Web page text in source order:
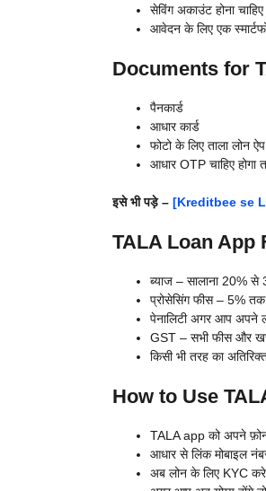
सेविंग अकाउंट होना चाहिए
आवेदन के लिए एक
Documents for
पैनकार्ड
आधार कार्ड
फोटो के लिए ताला लोन
आधार OTP चाहिए
इसे भी पड़े – [Kreditbee se
TALA Loan App
ब्याज – सालाना 20%
प्रोसेसिंग फीस – 5% तक
पेनालिटी अगर आप अपने
GST – सभी फीस और
किसी भी तरह का
How to Use
TALA app को अपने
आधार से लिंक मोबाइल
अब लोन के लिए KYC